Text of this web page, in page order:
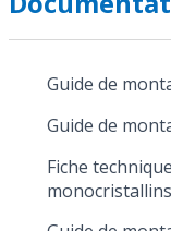
Guide de
Guide de
Fiche